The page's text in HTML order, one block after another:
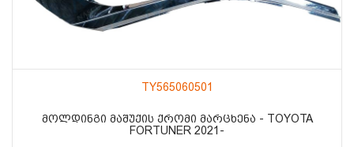
TY565060501
ᲛᲝᲚᲓᲘᲜᲒᲘ ᲛᲐᲨᲣᲥᲘᲡ ᲥᲠᲝᲛᲘ ᲛᲐᲠᲪᲮᲔᲜᲐ - TOYOTA
FORTUNER 2021-